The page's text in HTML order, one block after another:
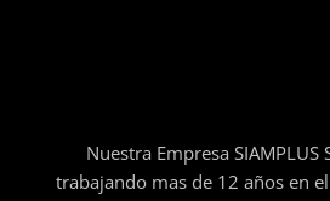
Nuestra Empresa SIAMPLUS
trabajando mas de 12 años en